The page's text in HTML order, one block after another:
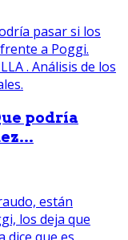
podría